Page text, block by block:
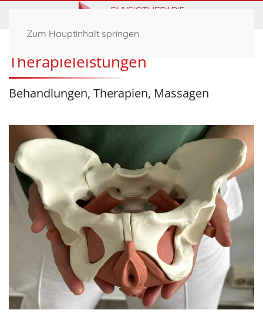
Zum Hauptinhalt springen
Therapieleistungen
Behandlungen, Therapien, Massagen